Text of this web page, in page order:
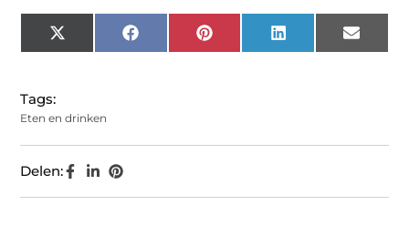
X
(Twitter)
Facebook Pinterest LinkedIn Email
Tags:
Eten en drinken
Delen: